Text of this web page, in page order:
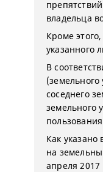
владельца
Кроме
указанного
В
соседнего
земельного
Как указано
на
апреля 2017